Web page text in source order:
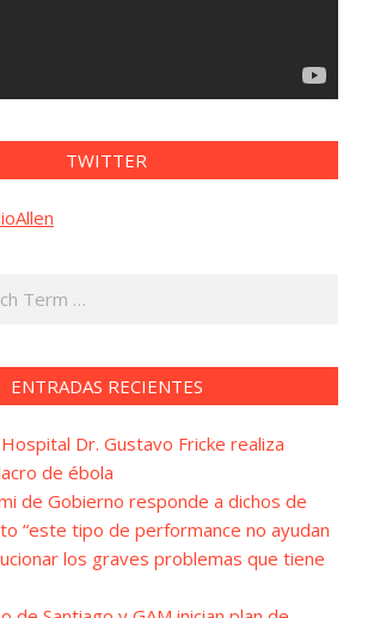
TWITTER
ENTRADAS RECIENTES
Dr. Gustavo Fricke realiza
de ébola
de Gobierno responde a dichos de
“este tipo de performance no ayudan
los graves problemas que tiene